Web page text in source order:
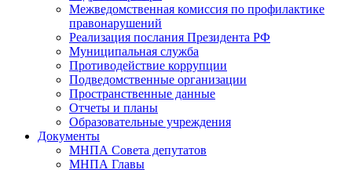
Межведомственная комиссия по профилактике
правонарушений
Реализация послания Президента РФ
Муниципальная служба
Противодействие коррупции
Подведомственные организации
Пространственные данные
Отчеты и планы
Образовательные учреждения
Документы
МНПА Совета депутатов
МНПА Главы